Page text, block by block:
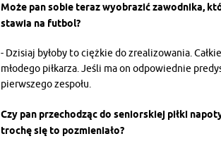
Może pan sobie teraz wyobrazić zawodnika,
stawia na futbol?
- Dzisiaj byłoby to ciężkie do zrealizowania.
młodego piłkarza. Jeśli ma on odpowiednie
pierwszego zespołu.
Czy pan przechodząc do seniorskiej piłki
trochę się to pozmieniało?